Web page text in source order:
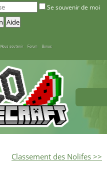
Se souvenir de moi
Nous soutenir Forum Bonus
Classement des Nolifes >>